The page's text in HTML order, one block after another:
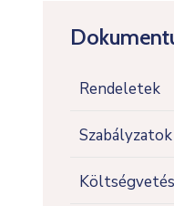
Rendeletek
Szabályzatok